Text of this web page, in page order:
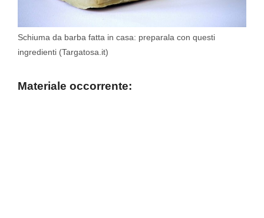
Schiuma da barba fatta in casa: preparala con questi
ingredienti (Targatosa.it)
Materiale occorrente: